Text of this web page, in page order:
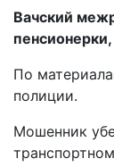
Вачский
По
полиции.
Мошенник